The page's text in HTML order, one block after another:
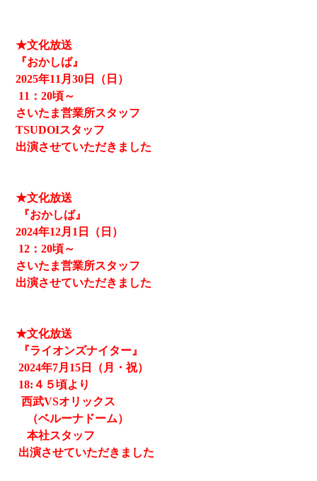
★文化放送
『おかしば』
2025年11月30日（日）
11 ：20頃～
さいたま営業所スタッフ
TSUDOIスタッフ
出演させていただきました
★文化放送
『おかしば』
2024年12月1日（日）
12 ：20頃～
さいたま営業所スタッフ
出演させていただきました
★文化放送
『ライオンズナイター』
2024年7月15日（月・祝）
18:４５頃より
西武VSオリックス
（ベルーナドーム）
本社スタッフ
出演させていただきました